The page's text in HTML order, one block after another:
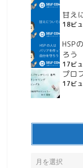
甘え
18ビ
HSP
ろう
17ビ
プロ
17ビ